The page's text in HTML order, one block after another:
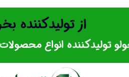
از تولیدکننده
تولیدکننده انواع